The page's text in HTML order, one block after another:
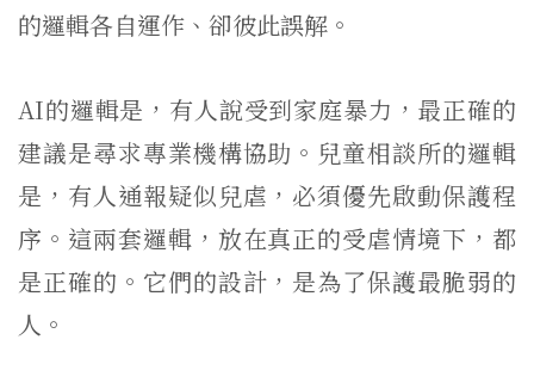
的邏輯各自運作、卻彼此誤解。
AI的邏輯是，有人說受到家庭暴力，最正確的
建議是尋求專業機構協助。兒童相談所的邏輯
是，有人通報疑似兒虐，必須優先啟動保護程
序。這兩套邏輯，放在真正的受虐情境下，都
是正確的。它們的設計，是為了保護最脆弱的
人。